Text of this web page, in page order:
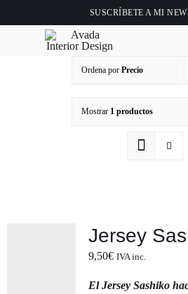
SUSCRÍBETE A MI
Ordena por Precio
Mostrar 1 productos
Jersey
9,50€ IVA inc.
El Jersey Sashiko